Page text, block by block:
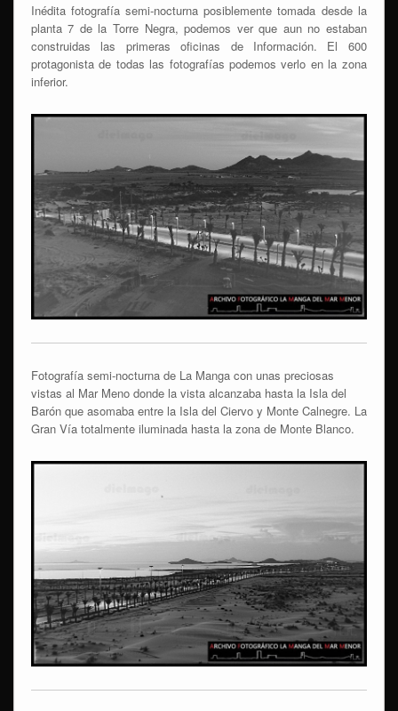
Inédita fotografía semi-nocturna posiblemente tomada desde la
planta 7 de la Torre Negra, podemos ver que aun no estaban
construidas las primeras oficinas de Información. El 600
protagonista de todas las fotografías podemos verlo en la zona
inferior.
Fotografía semi-nocturna de La Manga con unas preciosas
vistas al Mar Meno donde la vista alcanzaba hasta la Isla del
Barón que asomaba entre la Isla del Ciervo y Monte Calnegre. La
Gran Vía totalmente iluminada hasta la zona de Monte Blanco.